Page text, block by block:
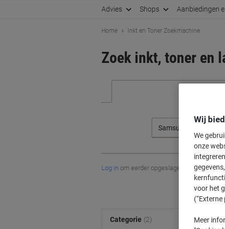
Advies Shops Aanbiedingen
Home Inkt en Toner Zoekmachine
Zoek inkt, toner en
Samsung
Log in om eerder opgeslagen printers en/
Categorie (2)
Wij
We
onze
voor het
(“Externe
Meer